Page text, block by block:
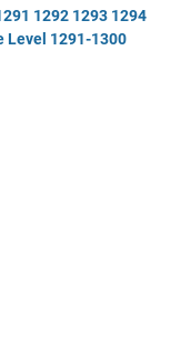
1292 1293 1294
Level 1291-1300